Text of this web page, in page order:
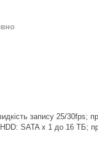
запису 25/30fps;
SATA x 1 до 16 ТБ;